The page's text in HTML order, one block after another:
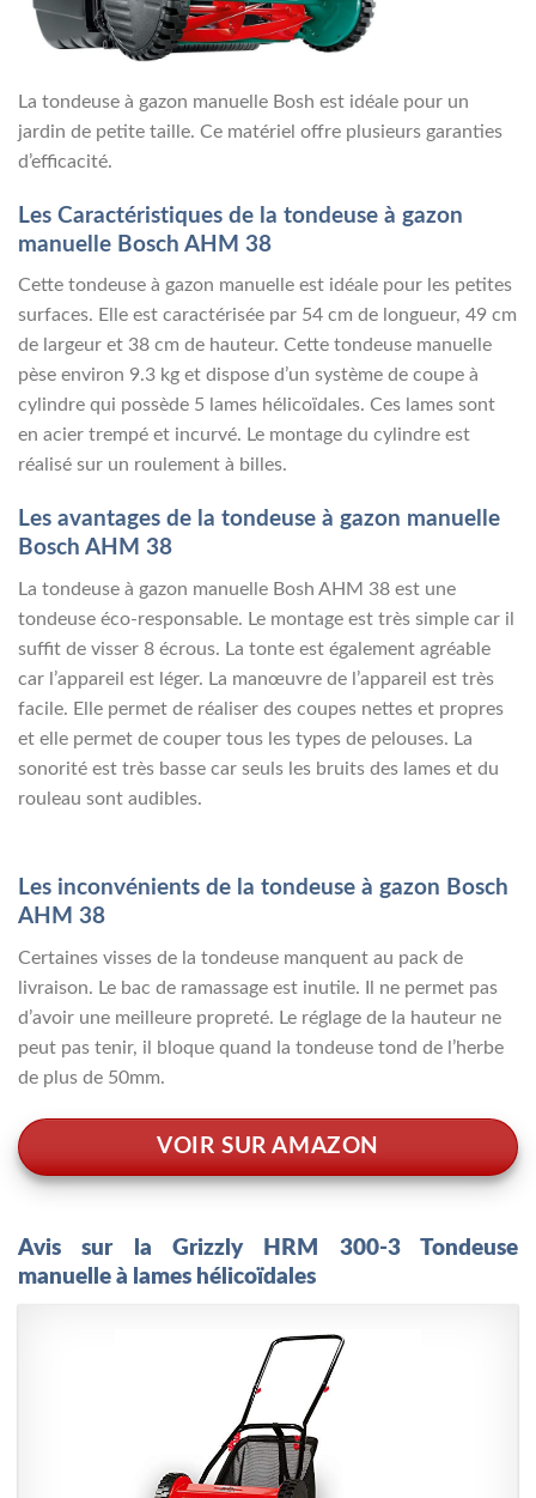
La tondeuse à gazon manuelle Bosh est idéale pour un
jardin de petite taille. Ce matériel offre plusieurs garanties
d’efficacité.
Les Caractéristiques de la tondeuse à gazon
manuelle Bosch AHM 38
Cette tondeuse à gazon manuelle est idéale pour les petites
surfaces. Elle est caractérisée par 54 cm de longueur, 49 cm
de largeur et 38 cm de hauteur. Cette tondeuse manuelle
pèse environ 9.3 kg et dispose d’un système de coupe à
cylindre qui possède 5 lames hélicoïdales. Ces lames sont
en acier trempé et incurvé. Le montage du cylindre est
réalisé sur un roulement à billes.
Les avantages de la tondeuse à gazon manuelle
Bosch AHM 38
La tondeuse à gazon manuelle Bosh AHM 38 est une
tondeuse éco-responsable. Le montage est très simple car il
suffit de visser 8 écrous. La tonte est également agréable
car l’appareil est léger. La manœuvre de l’appareil est très
facile. Elle permet de réaliser des coupes nettes et propres
et elle permet de couper tous les types de pelouses. La
sonorité est très basse car seuls les bruits des lames et du
rouleau sont audibles.
Les inconvénients de la tondeuse à gazon Bosch
AHM 38
Certaines visses de la tondeuse manquent au pack de
livraison. Le bac de ramassage est inutile. Il ne permet pas
d’avoir une meilleure propreté. Le réglage de la hauteur ne
peut pas tenir, il bloque quand la tondeuse tond de l’herbe
de plus de 50mm.
VOIR SUR AMAZON
Avis sur la Grizzly HRM 300-3 Tondeuse
manuelle à lames hélicoïdales